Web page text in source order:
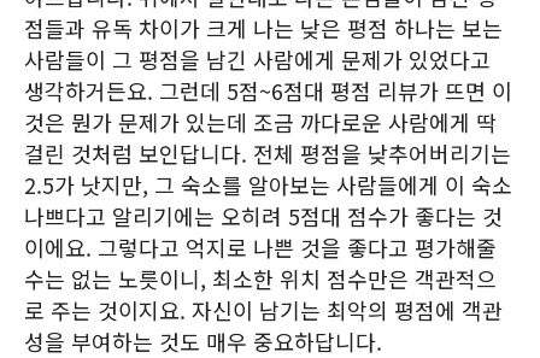
점들과 유독 차이가 크게 나는 낮은 평점 하나는 보는
사람들이 그 평점을 남긴 사람에게 문제가 있었다고
생각하거든요. 그런데 5점~6점대 평점 리뷰가 뜨면 이
것은 뭔가 문제가 있는데 조금 까다로운 사람에게 딱
걸린 것처럼 보인답니다. 전체 평점을 낮추어버리기는
2.5가 낫지만, 그 숙소를 알아보는 사람들에게 이 숙소
나쁘다고 알리기에는 오히려 5점대 점수가 좋다는 것
이에요. 그렇다고 억지로 나쁜 것을 좋다고 평가해줄
수는 없는 노릇이니, 최소한 위치 점수만은 객관적으
로 주는 것이지요. 자신이 남기는 최악의 평점에 객관
성을 부여하는 것도 매우 중요하답니다.